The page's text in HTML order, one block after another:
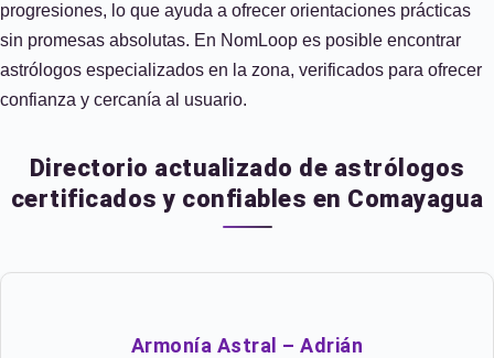
progresiones, lo que ayuda a ofrecer orientaciones prácticas
sin promesas absolutas. En NomLoop es posible encontrar
astrólogos especializados en la zona, verificados para ofrecer
confianza y cercanía al usuario.
Directorio actualizado de astrólogos
certificados y confiables en Comayagua
Armonía Astral – Adrián